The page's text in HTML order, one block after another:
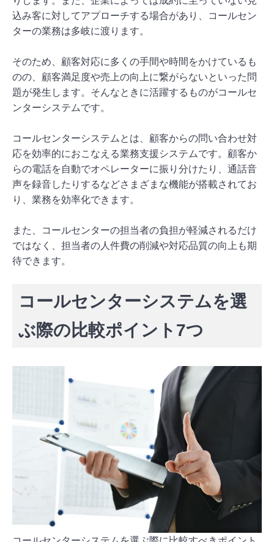
込み客に対してアプローチする場合があり、コールセン
ターの業務は多岐に渡ります。
そのため、顧客対応に多くの手間や時間をかけているも
のの、顧客満足度や売上の向上に繋がらないといった問
題が発生します。そんなときに活躍するものがコールセ
ンターシステムです。
コールセンターシステムとは、顧客からの問い合わせ対
応を効率的におこなえる業務支援システムです。顧客か
らの電話を自動でオペレーターに振り分けたり、通話音
声を録音したりするなどさまざまな機能が搭載されてお
り、業務を効率化できます。
また、コールセンターの担当者の負担が軽減されるだけ
ではなく、担当者の人件費の削減や対応品質の向上も期
待できます。
コールセンターシステムを選
ぶ際の比較ポイント7つ